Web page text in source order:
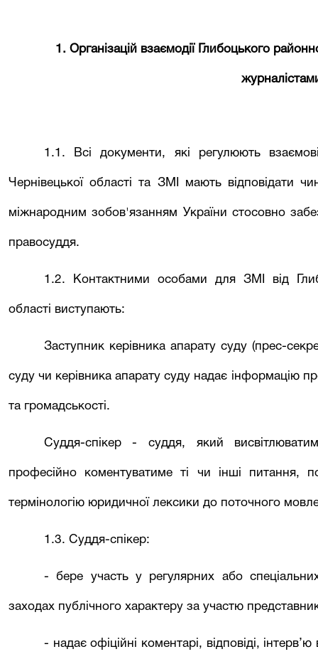
1. Організацій взаємодії Глибоцького
1.1. Всі документи, які регулюють
Чернівецької області та ЗМІ мають відповідати
міжнародним зобов'язанням України стосовно
правосуддя.
1.2. Контактними особами для ЗМІ від
області виступають:
Заступник керівника апарату суду (прес-
суду чи керівника апарату суду надає інформацію
та громадськості.
Суддя-спікер - суддя, який
професійно коментуватиме ті чи інші питання,
термінологію юридичної лексики до поточного
1.3. Суддя-спікер:
- бере участь у регулярних або
заходах публічного характеру за участю
- надає офіційні коментарі, відповіді,